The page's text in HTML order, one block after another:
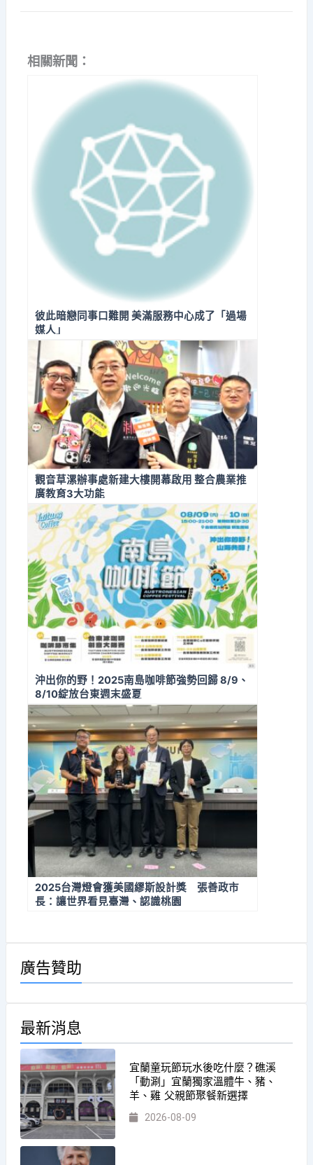
相關新聞：
彼此暗戀同事口難開 美滿服務中心成了「過場
媒人」
觀音草漯辦事處新建大樓開幕啟用 整合農業推
廣教育3大功能
沖出你的野！2025南島咖啡節強勢回歸 8/9、
8/10綻放台東週末盛夏
2025台灣燈會獲美國繆斯設計獎 張善政市
長：讓世界看見臺灣、認識桃園
廣告贊助
最新消息
宜蘭童玩節玩水後吃什麼？礁溪
「動涮」宜蘭獨家溫體牛、豬、
羊、雞 父親節聚餐新選擇
2026-08-09